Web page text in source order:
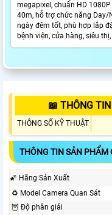
megapixel, chuẩn HD
40m, hỗ trợ chức năng Day/
ngày đêm tốt, phù hợp lắp
bệnh viện, cửa hàng, siêu thị,
📖 THÔNG
THÔNG SỐ KỸ THUẬT
THÔNG TIN SẢN PHẨM
🌠 Hãng Sản Xuất
♻ Model Camera Quan Sát
🦉 Độ phân giải